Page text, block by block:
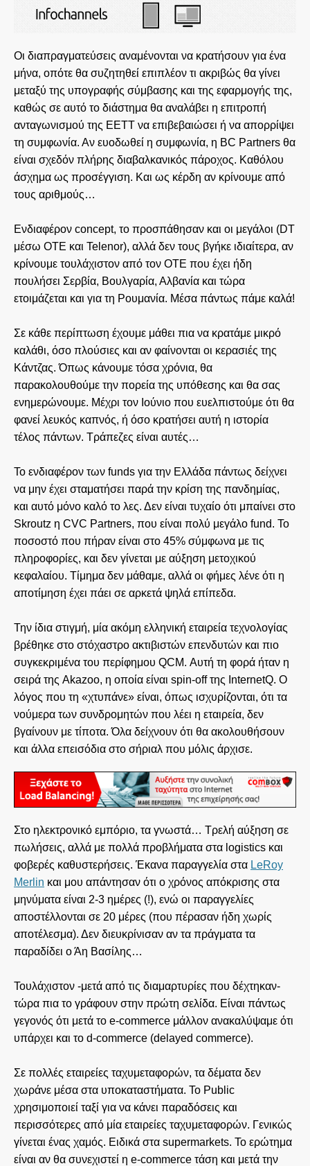
Οι διαπραγματεύσεις αναμένονται να κρατήσουν για ένα
μήνα, οπότε θα συζητηθεί επιπλέον τι ακριβώς θα γίνει
μεταξύ της υπογραφής σύμβασης και της εφαρμογής της,
καθώς σε αυτό το διάστημα θα αναλάβει η επιτροπή
ανταγωνισμού της ΕΕΤΤ να επιβεβαιώσει ή να απορρίψει
τη συμφωνία. Αν ευοδωθεί η συμφωνία, η BC Partners θα
είναι σχεδόν πλήρης διαβαλκανικός πάροχος. Καθόλου
άσχημα ως προσέγγιση. Και ως κέρδη αν κρίνουμε από
τους αριθμούς…
Ενδιαφέρον concept, το προσπάθησαν και οι μεγάλοι (DT
μέσω ΟΤΕ και Telenor), αλλά δεν τους βγήκε ιδιαίτερα, αν
κρίνουμε τουλάχιστον από τον ΟΤΕ που έχει ήδη
πουλήσει Σερβία, Βουλγαρία, Αλβανία και τώρα
ετοιμάζεται και για τη Ρουμανία. Μέσα πάντως πάμε καλά!
Σε κάθε περίπτωση έχουμε μάθει πια να κρατάμε μικρό
καλάθι, όσο πλούσιες και αν φαίνονται οι κερασιές της
Κάντζας. Όπως κάνουμε τόσα χρόνια, θα
παρακολουθούμε την πορεία της υπόθεσης και θα σας
ενημερώνουμε. Μέχρι τον Ιούνιο που ευελπιστούμε ότι θα
φανεί λευκός καπνός, ή όσο κρατήσει αυτή η ιστορία
τέλος πάντων. Τράπεζες είναι αυτές…
Το ενδιαφέρον των funds για την Ελλάδα πάντως δείχνει
να μην έχει σταματήσει παρά την κρίση της πανδημίας,
και αυτό μόνο καλό το λες. Δεν είναι τυχαίο ότι μπαίνει στο
Skroutz η CVC Partners, που είναι πολύ μεγάλο fund. Το
ποσοστό που πήραν είναι στο 45% σύμφωνα με τις
πληροφορίες, και δεν γίνεται με αύξηση μετοχικού
κεφαλαίου. Τίμημα δεν μάθαμε, αλλά οι φήμες λένε ότι η
αποτίμηση έχει πάει σε αρκετά ψηλά επίπεδα.
Την ίδια στιγμή, μία ακόμη ελληνική εταιρεία τεχνολογίας
βρέθηκε στο στόχαστρο ακτιβιστών επενδυτών και πιο
συγκεκριμένα του περίφημου QCM. Αυτή τη φορά ήταν η
σειρά της Akazoo, η οποία είναι spin-off της InternetQ. Ο
λόγος που τη «χτυπάνε» είναι, όπως ισχυρίζονται, ότι τα
νούμερα των συνδρομητών που λέει η εταιρεία, δεν
βγαίνουν με τίποτα. Όλα δείχνουν ότι θα ακολουθήσουν
και άλλα επεισόδια στο σήριαλ που μόλις άρχισε.
Στο ηλεκτρονικό εμπόριο, τα γνωστά… Τρελή αύξηση σε
πωλήσεις, αλλά με πολλά προβλήματα στα logistics και
φοβερές καθυστερήσεις. Έκανα παραγγελία στα LeRoy
Merlin και μου απάντησαν ότι ο χρόνος απόκρισης στα
μηνύματα είναι 2-3 ημέρες (!), ενώ οι παραγγελίες
αποστέλλονται σε 20 μέρες (που πέρασαν ήδη χωρίς
αποτέλεσμα). Δεν διευκρίνισαν αν τα πράγματα τα
παραδίδει ο Άη Βασίλης…
Τουλάχιστον -μετά από τις διαμαρτυρίες που δέχτηκαν-
τώρα πια το γράφουν στην πρώτη σελίδα. Είναι πάντως
γεγονός ότι μετά το e-commerce μάλλον ανακαλύψαμε ότι
υπάρχει και το d-commerce (delayed commerce).
Σε πολλές εταιρείες ταχυμεταφορών, τα δέματα δεν
χωράνε μέσα στα υποκαταστήματα. Το Public
χρησιμοποιεί ταξί για να κάνει παραδόσεις και
περισσότερες από μία εταιρείες ταχυμεταφορών. Γενικώς
γίνεται ένας χαμός. Ειδικά στα supermarkets. Το ερώτημα
είναι αν θα συνεχιστεί η e-commerce τάση και μετά την